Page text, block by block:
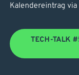
Kalendereintrag
TECH-TALK